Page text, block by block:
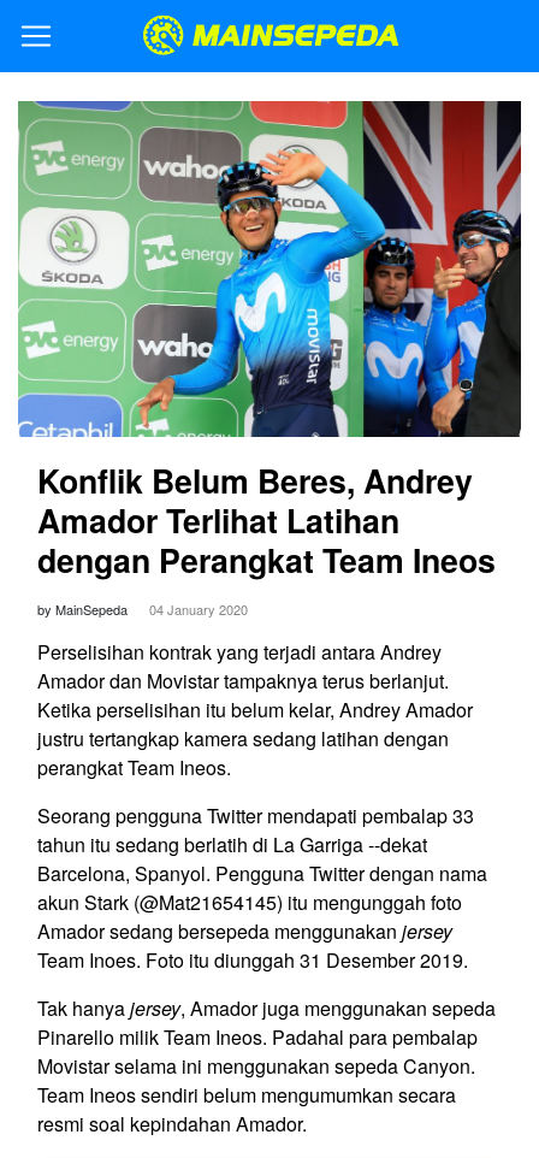
Konflik Belum Beres, Andrey
Amador Terlihat Latihan
dengan Perangkat Team Ineos
by MainSepeda 04 January 2020
Perselisihan kontrak yang terjadi antara Andrey
Amador dan Movistar tampaknya terus berlanjut.
Ketika perselisihan itu belum kelar, Andrey Amador
justru tertangkap kamera sedang latihan dengan
perangkat Team Ineos.
Seorang pengguna Twitter mendapati pembalap 33
tahun itu sedang berlatih di La Garriga --dekat
Barcelona, Spanyol. Pengguna Twitter dengan nama
akun Stark (@Mat21654145) itu mengunggah foto
Amador sedang bersepeda menggunakan jersey
Team Inoes. Foto itu diunggah 31 Desember 2019.
Tak hanyajersey, Amador juga menggunakan sepeda
Pinarello milik Team Ineos. Padahal para pembalap
Movistar selama ini menggunakan sepeda Canyon.
Team Ineos sendiri belum mengumumkan secara
resmi soal kepindahan Amador.